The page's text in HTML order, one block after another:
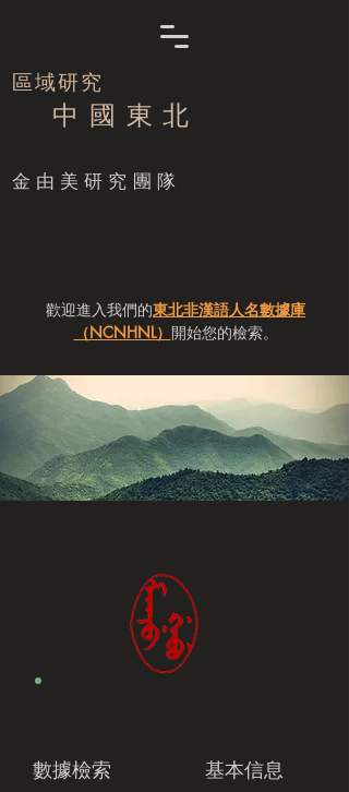
區域研究
中 國 東 北
​金由美研究團隊
歡迎進入我們的東北非漢語人名數據庫
（NCNHNL） 開始您的檢索。
數據檢索 基本信息